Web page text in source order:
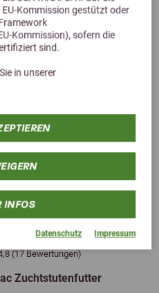
Kommission gestützt oder
Kommission), sofern die
sind.
in unserer
INFOS
Datenschutz Impressum
(17 Bewertungen)
Zuchtstutenfutter
Next